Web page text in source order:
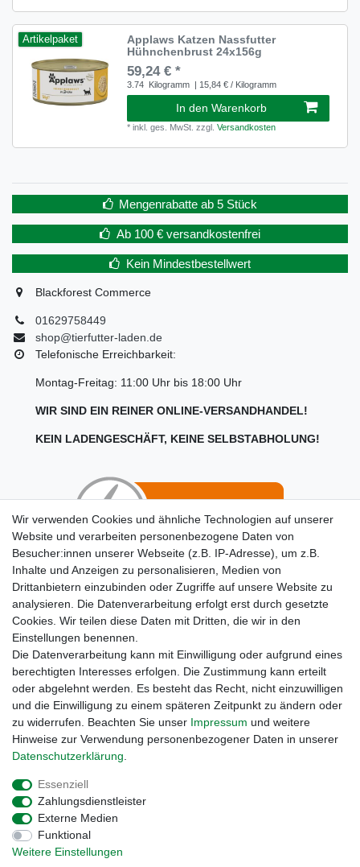
Artikelpaket
Applaws Katzen Nassfutter
Hühnchenbrust 24x156g
59,24 € *
3.74 Kilogramm | 15,84 € / Kilogramm
In den Warenkorb
*inkl. ges. MwSt. zzgl.Versandkosten
Mengenrabatte ab 5 Stück
Ab 100 € versandkostenfrei
Kein Mindestbestellwert
Blackforest Commerce
01629758449
shop@tierfutter-laden.de
Telefonische Erreichbarkeit:
Montag-Freitag: 11:00 Uhr bis 18:00 Uhr
WIR SIND EIN REINER ONLINE-VERSANDHANDEL!
KEIN LADENGESCHÄFT, KEINE SELBSTABHOLUNG!
Hinweise für Käufer aus der Schweiz
Impressum
Wir verwenden Cookies und ähnliche Technologien auf unserer
Website und verarbeiten personenbezogene Daten von
Besucher:innen unserer Webseite (z.B. IP-Adresse), um z.B.
Inhalte und Anzeigen zu personalisieren, Medien von
Drittanbietern einzubinden oder Zugriffe auf unsere Website zu
analysieren. Die Datenverarbeitung erfolgt erst durch gesetzte
Cookies. Wir teilen diese Daten mit Dritten, die wir in den
Einstellungen benennen.
Die Datenverarbeitung kann mit Einwilligung oder aufgrund eines
berechtigten Interesses erfolgen. Die Zustimmung kann erteilt
oder abgelehnt werden. Es besteht das Recht, nicht einzuwilligen
und die Einwilligung zu einem späteren Zeitpunkt zu ändern oder
zu widerrufen. Beachten Sie unser Impressum und weitere
Hinweise zur Verwendung personenbezogener Daten in unserer
Daten­schutz­erklärung
Essenziell
Zahlungsdienstleister
Externe Medien
Funktional
Weitere Einstellungen